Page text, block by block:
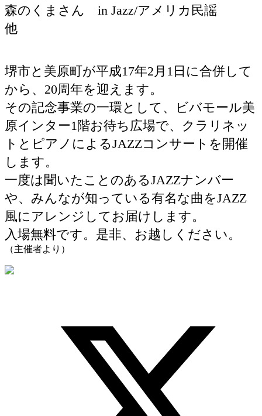
森のくまさん in Jazz/アメリカ民謡
他
堺市と美原町が平成17年2 月 1 日に合併して
から、 20周年を迎えます。
その記念事業の一環として、ビバモール美
原インター1 階お待ち広場で、クラリネッ
トとピアノによるJAZZコンサートを開催
します。
一度は聞いたことのあるJAZZナンバー
や、みんなが知っている有名な曲をJAZZ
風にアレンジしてお届けします。
入場無料です。是非、お越しください。
（主催者より）